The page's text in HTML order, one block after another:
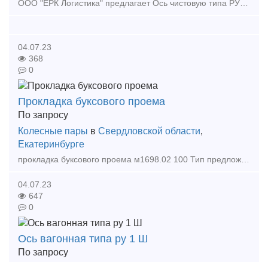
ООО "ЕРК Логистика" предлагает Ось чистовую типа РУ1Ш ч. 5706-10.40.00.102 ГОСТ 22780 и ГОСТ 31334 Ось чистовая вагонная- элемент колесной пары подвижного состава, пред
04.07.23
368
0
Прокладка буксового проема
По запросу
Колесные пары в Свердловской области,
Екатеринбурге
прокладка буксового проема м1698.02 100 Тип предложения: предлагаю продукцию, услугу
04.07.23
647
0
Ось вагонная типа ру 1 Ш
По запросу